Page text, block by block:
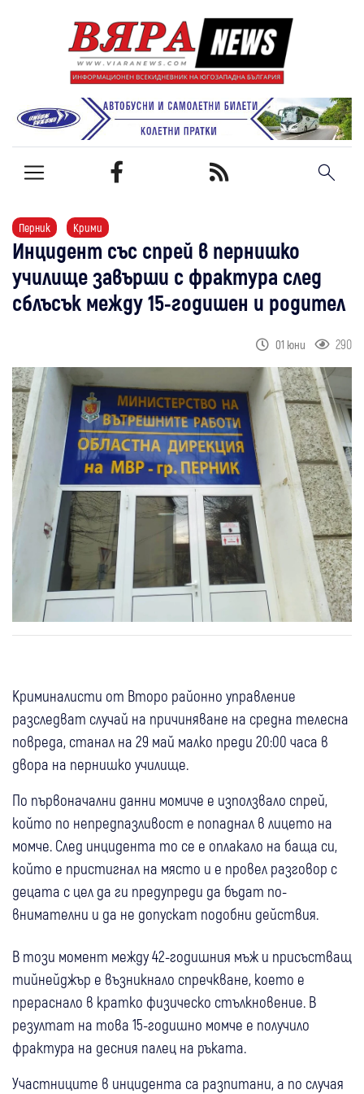
Перник Крими
Инцидент със спрей в пернишко
училище завърши с фрактура след
сблъсък между 15-годишен и родител
01 юни 290
Криминалисти от Второ районно управление
разследват случай на причиняване на средна телесна
повреда, станал на 29 май малко преди 20:00 часа в
двора на пернишко училище.
По първоначални данни момиче е използвало спрей,
който по непредпазливост е попаднал в лицето на
момче. След инцидента то се е оплакало на баща си,
който е пристигнал на място и е провел разговор с
децата с цел да ги предупреди да бъдат по-
внимателни и да не допускат подобни действия.
В този момент между 42-годишния мъж и присъстващ
тийнейджър е възникнало спречкване, което е
прераснало в кратко физическо стълкновение. В
резултат на това 15-годишно момче е получило
фрактура на десния палец на ръката.
Участниците в инцидента са разпитани, а по случая